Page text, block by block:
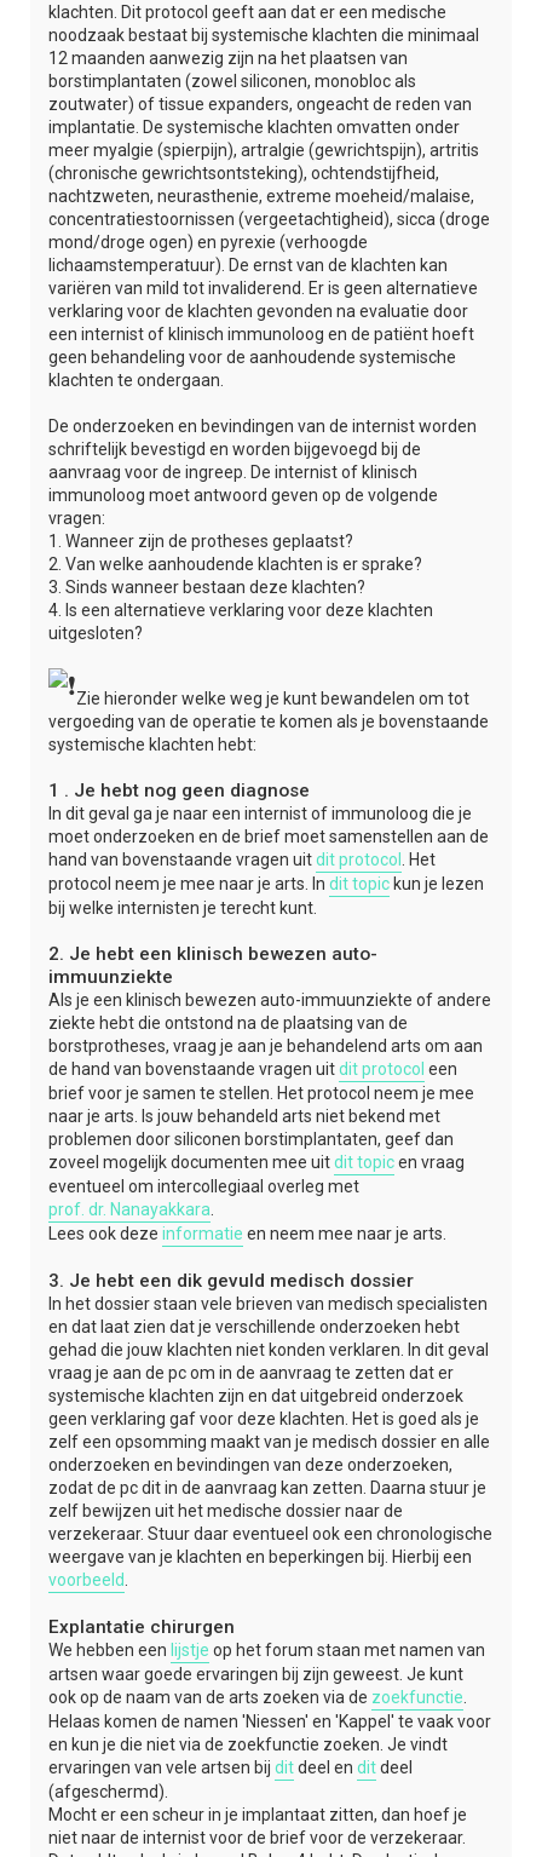
klachten. Dit protocol geeft aan dat er een medische
noodzaak bestaat bij systemische klachten die minimaal
12 maanden aanwezig zijn na het plaatsen van
borstimplantaten (zowel siliconen, monobloc als
zoutwater) of tissue expanders, ongeacht de reden van
implantatie. De systemische klachten omvatten onder
meer myalgie (spierpijn), artralgie (gewrichtspijn), artritis
(chronische gewrichtsontsteking), ochtendstijfheid,
nachtzweten, neurasthenie, extreme moeheid/malaise,
concentratiestoornissen (vergeetachtigheid), sicca (droge
mond/droge ogen) en pyrexie (verhoogde
lichaamstemperatuur). De ernst van de klachten kan
variëren van mild tot invaliderend. Er is geen alternatieve
verklaring voor de klachten gevonden na evaluatie door
een internist of klinisch immunoloog en de patiënt hoeft
geen behandeling voor de aanhoudende systemische
klachten te ondergaan.
De onderzoeken en bevindingen van de internist worden
schriftelijk bevestigd en worden bijgevoegd bij de
aanvraag voor de ingreep. De internist of klinisch
immunoloog moet antwoord geven op de volgende
vragen:
1. Wanneer zijn de protheses geplaatst?
2. Van welke aanhoudende klachten is er sprake?
3. Sinds wanneer bestaan deze klachten?
4. Is een alternatieve verklaring voor deze klachten
uitgesloten?
Zie hieronder welke weg je kunt bewandelen om tot
vergoeding van de operatie te komen als je bovenstaande
systemische klachten hebt:
1 . Je hebt nog geen diagnose
In dit geval ga je naar een internist of immunoloog die je
moet onderzoeken en de brief moet samenstellen aan de
hand van bovenstaande vragen uitdit protocol . Het
protocol neem je mee naar je arts. In dit topickun je lezen
bij welke internisten je terecht kunt.
2. Je hebt een klinisch bewezen auto-
immuunziekte
Als je een klinisch bewezen auto-immuunziekte of andere
ziekte hebt die ontstond na de plaatsing van de
borstprotheses, vraag je aan je behandelend arts om aan
de hand van bovenstaande vragen uitdit protocol een
brief voor je samen te stellen. Het protocol neem je mee
naar je arts. Is jouw behandeld arts niet bekend met
problemen door siliconen borstimplantaten, geef dan
zoveel mogelijk documenten mee uitdit topicen vraag
eventueel om intercollegiaal overleg met
prof. dr. Nanayakkara
Lees ook deze informatie en neem mee naar je arts.
3. Je hebt een dik gevuld medisch dossier
In het dossier staan vele brieven van medisch specialisten
en dat laat zien dat je verschillende onderzoeken hebt
gehad die jouw klachten niet konden verklaren. In dit geval
vraag je aan de pc om in de aanvraag te zetten dat er
systemische klachten zijn en dat uitgebreid onderzoek
geen verklaring gaf voor deze klachten. Het is goed als je
zelf een opsomming maakt van je medisch dossier en alle
onderzoeken en bevindingen van deze onderzoeken,
zodat de pc dit in de aanvraag kan zetten. Daarna stuur je
zelf bewijzen uit het medische dossier naar de
verzekeraar. Stuur daar eventueel ook een chronologische
weergave van je klachten en beperkingen bij. Hierbij een
voorbeeld
Explantatie chirurgen
We hebben een lijstje op het forum staan met namen van
artsen waar goede ervaringen bij zijn geweest. Je kunt
ook op de naam van de arts zoeken via de zoekfunctie
Helaas komen de namen 'Niessen' en 'Kappel' te vaak voor
en kun je die niet via de zoekfunctie zoeken. Je vindt
ervaringen van vele artsen bij ditdeel en ditdeel
(afgeschermd).
Mocht er een scheur in je implantaat zitten, dan hoef je
niet naar de internist voor de brief voor de verzekeraar.